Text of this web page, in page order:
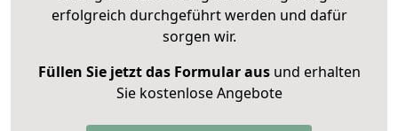
erfolgreich durchgeführt werden und dafür
sorgen wir.
Füllen Sie jetzt das Formular ausund erhalten
Sie kostenlose Angebote